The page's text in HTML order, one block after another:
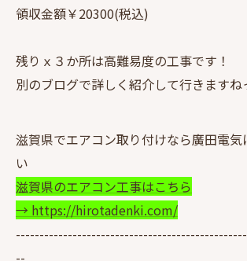
領収金額￥20300(税込)
残りｘ３か所は高難易度の工事です！
別のブログで詳しく紹介して行きます
滋賀県でエアコン取り付けなら廣田電気
い
滋賀県のエアコン工事はこちら
→ https://hirotadenki.com/
--